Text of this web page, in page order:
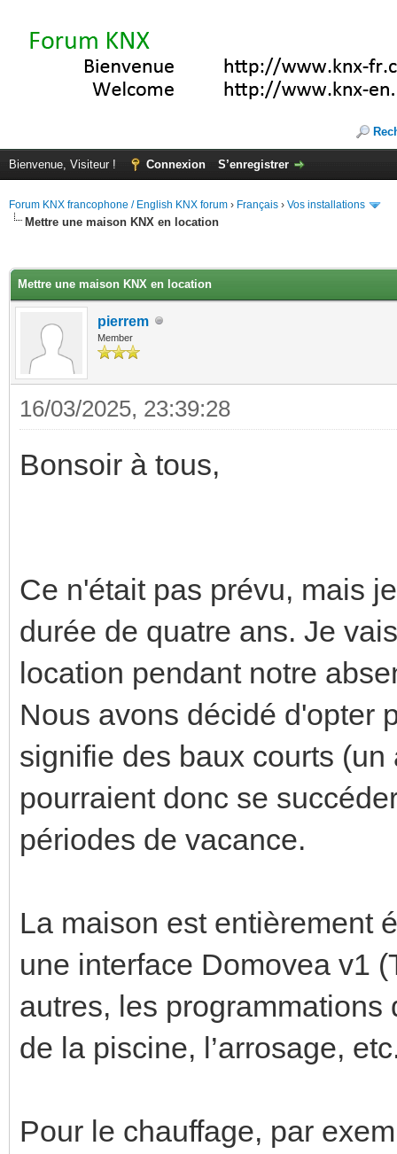
Bienvenue, Visiteur ! Connexion S’enregistrer
Forum KNX francophone / English KNX forum › Français › Vos installations
Mettre une maison KNX en location
Mettre une maison KNX en location
pierrem
Member
16/03/2025, 23:39:28
Bonsoir à tous,
Ce n'était pas prévu, mais
durée de quatre ans. Je
location pendant notre
Nous avons décidé d'opter
signifie des baux courts
pourraient donc se
périodes de vacance.
La maison est entièrement
une interface Domovea v1
autres, les
de la piscine, l’arrosage,
Pour le chauffage, par